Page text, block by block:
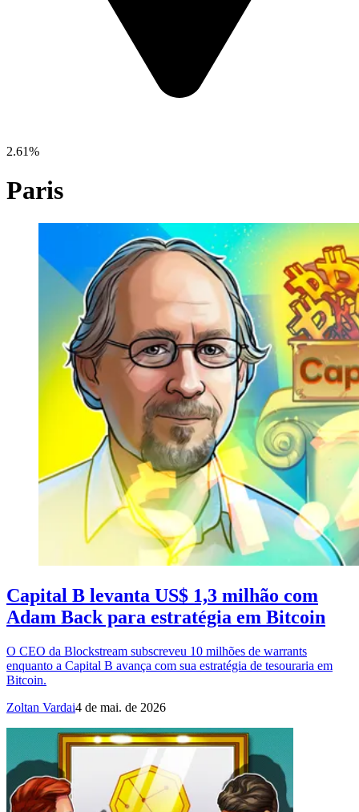
2.61%
Paris
Capital B levanta US$ 1,3 milhão com
Adam Back para estratégia em Bitcoin
O CEO da Blockstream subscreveu 10 milhões de warrants
enquanto a Capital B avança com sua estratégia de tesouraria em
Bitcoin.
Zoltan Vardai4 de mai. de 2026